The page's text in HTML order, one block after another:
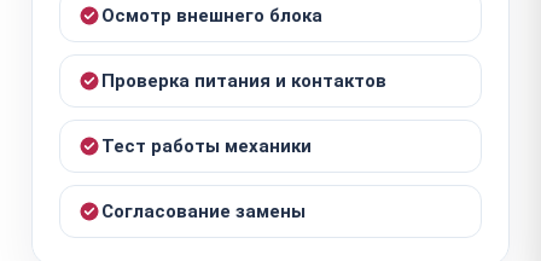
Осмотр внешнего блока
Проверка питания и контактов
Тест работы механики
Согласование замены